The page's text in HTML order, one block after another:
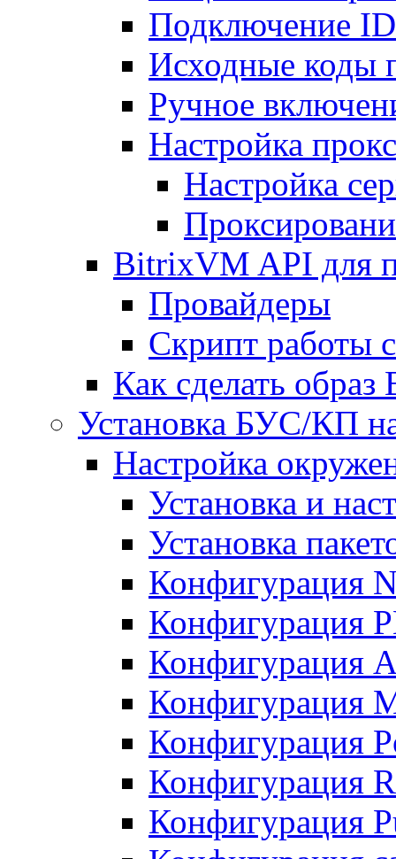
Подключение
Исходные коды
Ручное
Настройка
Настройка
BitrixVM API для
Провайдеры
Скрипт работы
Как сделать
Установка БУС/КП
Настройка
Установка и
Установка
Конфигурация
Конфигурация
Конфигурация
Конфигурация
Конфигурация
Конфигурация
Конфигурация